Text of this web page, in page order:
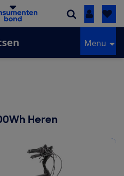
Inloggen
Menu
Heren